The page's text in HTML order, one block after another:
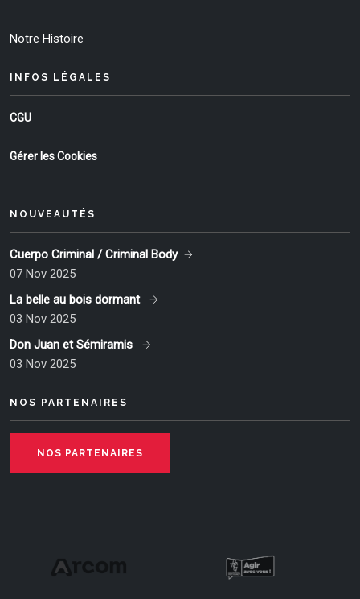
Notre Histoire
INFOS LÉGALES
CGU
Gérer les Cookies
NOUVEAUTÉS
Cuerpo Criminal / Criminal Body
07 Nov 2025
La belle au bois dormant
03 Nov 2025
Don Juan et Sémiramis
03 Nov 2025
NOS PARTENAIRES
NOS PARTENAIRES